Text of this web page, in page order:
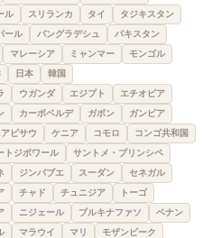
ル スリランカ タイ
タジキスタン
ール バングラデシュ
パキスタン
マレーシア ミャンマー
モンゴル
日本 韓国
ウガンダ エジプト
エチオピア
カーボベルデ ガボン
ガンビア
ビサウ ケニア コモロ
コンゴ共和国
トジボワール
サントメ・プリンシペ
ジンバブエ スーダン
セネガル
チャド チュニジア
トーゴ
ニジェール ブルキナファソ
ベナン
マラウイ マリ
モザンビーク